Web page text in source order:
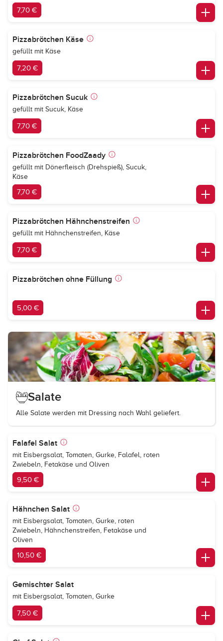
7,70 €
Pizzabrötchen Käse
gefüllt mit Käse
7,20 €
Pizzabrötchen Sucuk
gefüllt mit Sucuk, Käse
7,70 €
Pizzabrötchen FoodZaady
gefüllt mit Dönerfleisch (Drehspieß), Sucuk,
Käse
7,70 €
Pizzabrötchen Hähnchenstreifen
gefüllt mit Hähnchenstreifen, Käse
7,70 €
Pizzabrötchen ohne Füllung
5,00 €
Salate
Alle Salate werden mit Dressing nach Wahl geliefert.
Falafel Salat
mit Eisbergsalat, Tomaten, Gurke, Falafel, roten
Zwiebeln, Fetakäse und Oliven
9,50 €
Hähnchen Salat
mit Eisbergsalat, Tomaten, Gurke, roten
Zwiebeln, Hähnchenstreifen, Fetakäse und
Oliven
10,50 €
Gemischter Salat
mit Eisbergsalat, Tomaten, Gurke
7,50 €